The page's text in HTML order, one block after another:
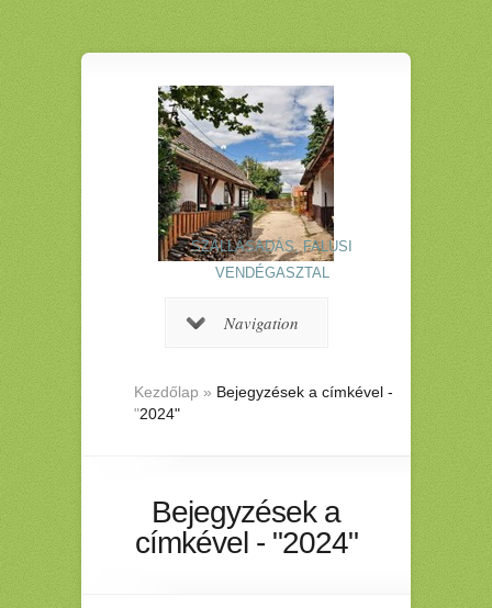
SZÁLLÁSADÁS, FALUSI
VENDÉGASZTAL
Navigation
Kezdőlap » Bejegyzések a címkével -
"2024"
Bejegyzések a
címkével - "2024"